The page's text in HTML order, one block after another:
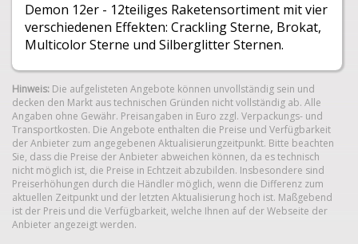
Demon 12er - 12teiliges Raketensortiment mit vier
verschiedenen Effekten: Crackling Sterne, Brokat,
Multicolor Sterne und Silberglitter Sternen.
Hinweis: Die aufgelisteten Angebote können unvollständig sein und
decken den Markt aus technischen Gründen nicht vollständig ab. Alle
Angaben ohne Gewähr. Preisangaben in Euro zzgl. Verpackungs- und
Transportkosten. Die Angebote enthalten die Preise und Verfügbarkeit
der Anbieter zum angegebenen Aktualisierungzeitpunkt. Bitte beachten
Sie, dass die Preise der Anbieter abweichen können, da es technisch
nicht möglich ist, die Preise in Echtzeit abzubilden. Insbesondere sind
Preiserhöhungen durch die Händler möglich, wenn die Differenz zum
aktuellen Zeitpunkt und der letzten Aktualisierung hoch ist. Maßgebend
ist der Preis und die Verfügbarkeit, welche Ihnen auf der Webseite der
Anbieter angezeigt werden.